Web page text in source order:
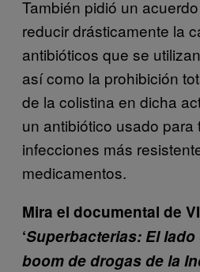
También pidió un
reducir drásticamente la
antibióticos que se
así como la prohibición
de la colistina en dicha
un antibiótico usado para
infecciones más
medicamentos.
Mira el documental de
‘Superbacterias: El
boom de drogas de la